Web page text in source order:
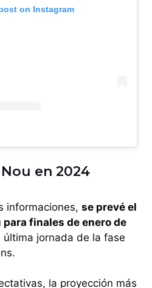
on Instagram
en 2024
informaciones, se prevé el
para finales de enero de
última jornada de la fase
la proyección más